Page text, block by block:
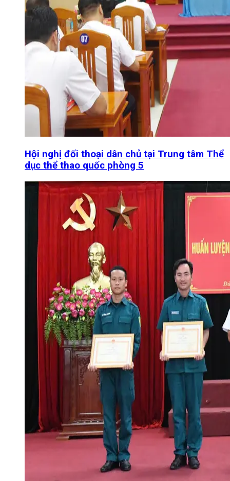
Hội nghị đối thoại dân chủ tại Trung tâm Thể
dục thể thao quốc phòng 5